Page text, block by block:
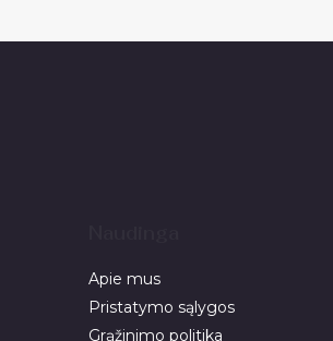
Apie mus
Pristatymo sąlygos
Grąžinimo politika